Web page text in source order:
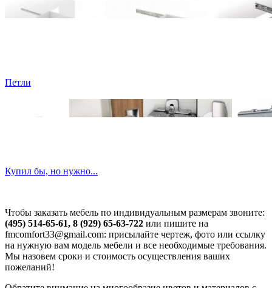
Петли
Купил бы, но нужно...
Чтобы заказать мебель по индивидуальным размерам звоните:
(495) 514-65-61, 8 (929) 65-63-722 или пишите на
fmcomfort33@gmail.com: присылайте чертеж, фото или ссылку
на нужную вам модель мебели и все необходимые требования.
Мы назовем сроки и стоимость осуществления ваших
пожеланий!